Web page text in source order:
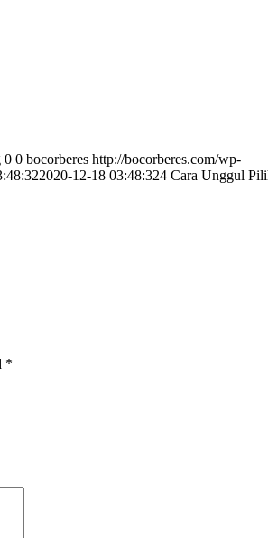
0 0 bocorberes http://bocorberes.com/wp-
2020-12-18 03:48:324 Cara Unggul
*